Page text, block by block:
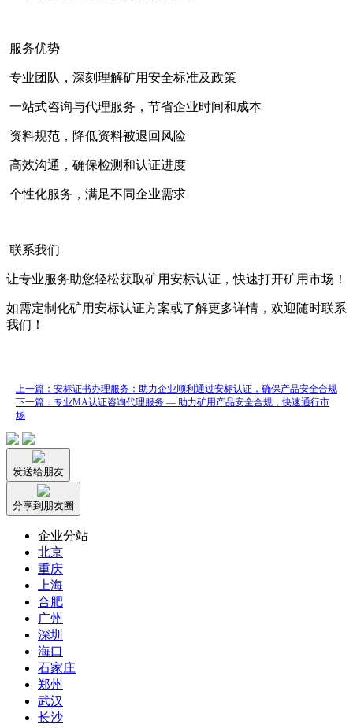
服务优势
专业团队，深刻理解矿用安全标准及政策
一站式咨询与代理服务，节省企业时间和成本
资料规范，降低资料被退回风险
高效沟通，确保检测和认证进度
个性化服务，满足不同企业需求
联系我们
让专业服务助您轻松获取矿用安标认证，快速打开矿用市场！
如需定制化矿用安标认证方案或了解更多详情，欢迎随时联系
我们！
上一篇：安标证书办理服务：助力企业顺利通过安标认证，确保产品安全合规
下一篇：专业MA认证咨询代理服务 — 助力矿用产品安全合规，快速通行市
场
发送给朋友
分享到朋友圈
企业分站
北京
重庆
上海
合肥
广州
深圳
海口
石家庄
郑州
武汉
长沙